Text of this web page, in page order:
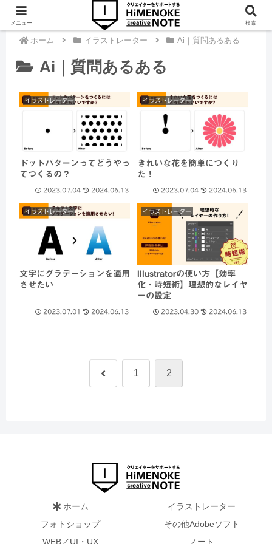
ホーム イラストレーター Ai｜質問あるある
Ai｜質問あるある
イラストレーター
ドットパターンってどうやっ
てつくるの？
2023.07.04 2024.06.13
イラストレーター
きれいな花を簡単につくり
た！
2023.07.04 2024.06.13
イラストレーター
文字にグラデーションを適用
させたい
2023.07.01 2024.06.13
イラストレーター
Illustratorの使い方【効率
化・時短術】理想的なレイヤ
ーの設定
2023.04.30 2024.06.13
前 1 2
ホーム
イラストレーター
フォトショップ
その他Adobeソフト
WEB／UI・UX
ノート
メニュー 検索